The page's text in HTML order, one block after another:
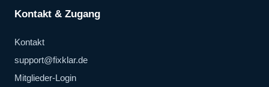
Kontakt & Zugang
Kontakt
support@fixklar.de
Mitglieder-Login